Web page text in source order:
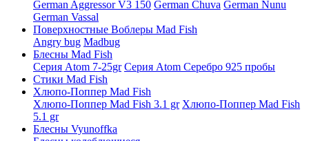
German Aggressor V3 150 German Chuva German Nunu
German Vassal
Поверхностные Воблеры Mad Fish
Angry bug Madbug
Блесны Mad Fish
Серия Atom 7-25gr Серия Atom Серебро 925 пробы
Стики Mad Fish
Хлюпо-Поппер Mad Fish
Хлюпо-Поппер Mad Fish 3.1 gr Хлюпо-Поппер Mad Fish
5.1 gr
Блесны Vyunoffka